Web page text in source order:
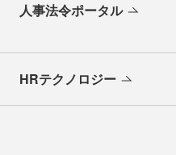
人事法令ポータル
HRテクノロジー